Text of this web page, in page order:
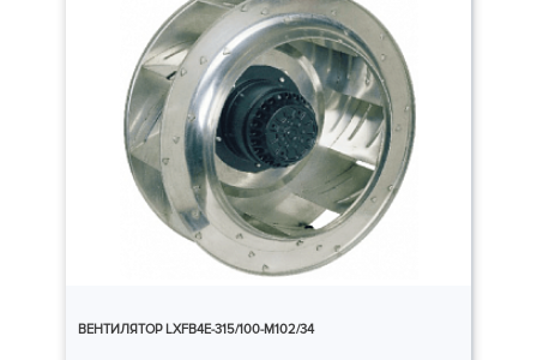
ВЕНТИЛЯТОР LXFB4E-315/100-M102/34